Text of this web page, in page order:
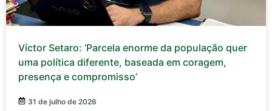
Víctor Setaro: ‘Parcela enorme da população quer
uma política diferente, baseada em coragem,
presença e compromisso’
31 de julho de 2026